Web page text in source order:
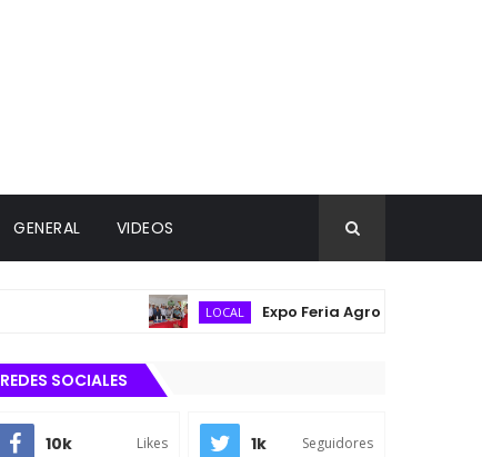
GENERAL VIDEOS
LOCAL Expo Feria Agropecuaria reúne a
REDES SOCIALES
10k Likes 1k Seguidores